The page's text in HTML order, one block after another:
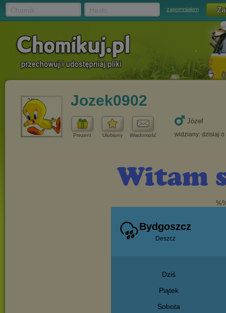
zapomniałem
Jozek0902
Prezent Ulubiony Wiadomość
Józef
widziany: dzisiaj o